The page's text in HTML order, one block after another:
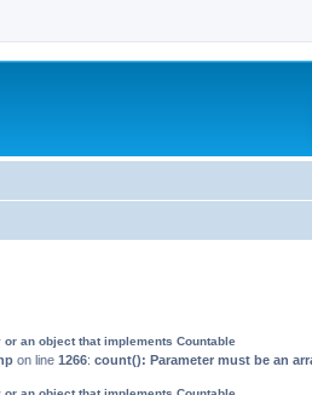
an object that implements Countable
on line 1266: count(): Parameter must be an